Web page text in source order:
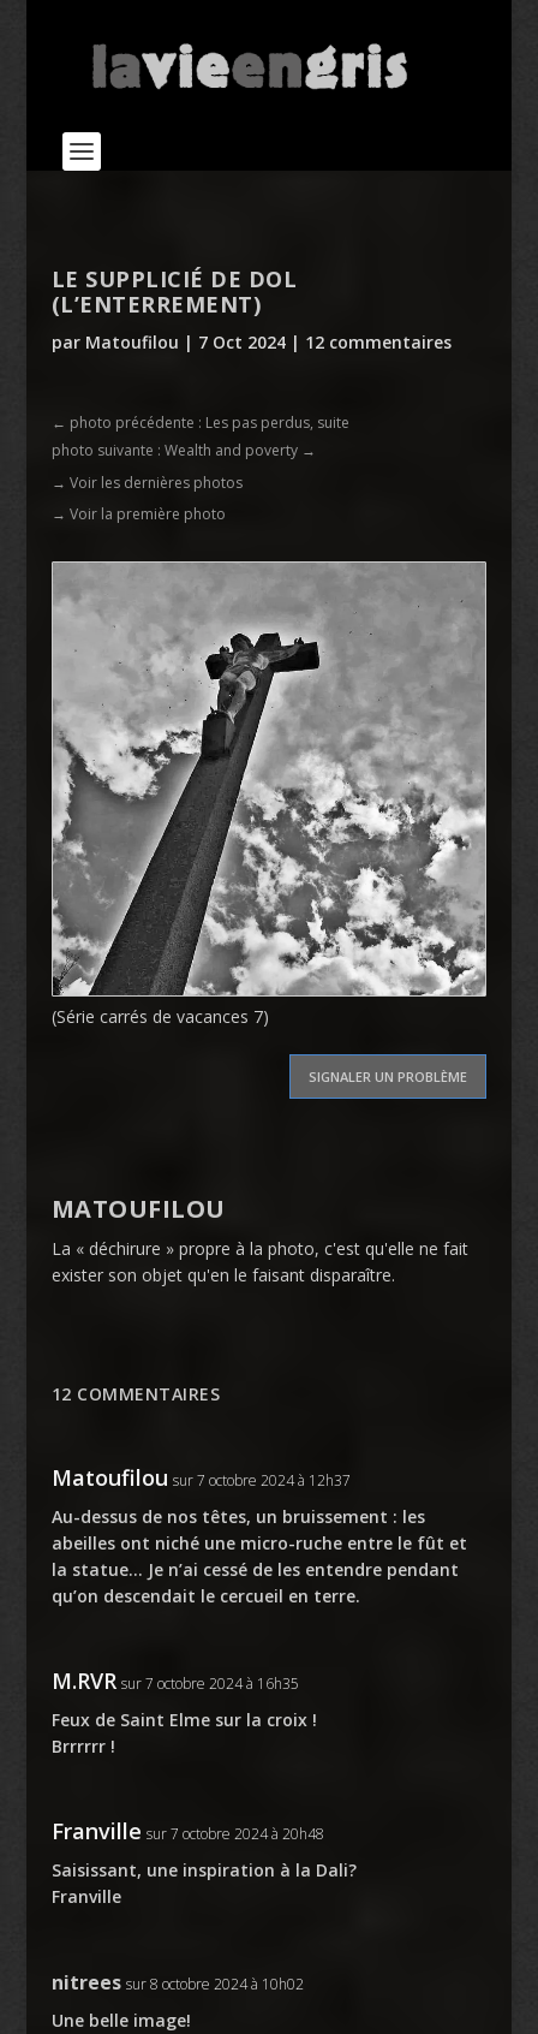
LE SUPPLICIÉ DE DOL
(L’ENTERREMENT)
par Matoufilou | 7 Oct 2024| 12 commentaires
← photo précédente : Les pas perdus, suite
photo suivante : Wealth and poverty→
→ Voir les dernières photos
→ Voir la première photo
(Série carrés de vacances 7)
SIGNALER UN PROBLÈME
MATOUFILOU
La « déchirure » propre à la photo, c'est qu'elle ne fait
exister son objet qu'en le faisant disparaître.
12 COMMENTAIRES
Matoufilou sur 7 octobre 2024 à 12h37
Au-dessus de nos têtes, un bruissement : les
abeilles ont niché une micro-ruche entre le fût et
la statue… Je n’ai cessé de les entendre pendant
qu’on descendait le cercueil en terre.
M.RVR sur 7 octobre 2024 à 16h35
Feux de Saint Elme sur la croix !
Brrrrrr !
Franville sur 7 octobre 2024 à 20h48
Saisissant, une inspiration à la Dali?
Franville
nitrees sur 8 octobre 2024 à 10h02
Une belle image!